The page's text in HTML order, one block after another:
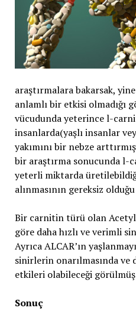
araştırmalara bakarsak,
anlamlı bir etkisi olmadığı
vücudunda yeterince l-
insanlarda(yaşlı insanlar
yakımını bir nebze
bir araştırma sonucunda l-
yeterli miktarda
alınmasının gereksiz
Bir carnitin türü olan
göre daha hızlı ve verimli
Ayrıca ALCAR’ın
sinirlerin onarılmasında ve
etkileri olabileceği
Sonuç